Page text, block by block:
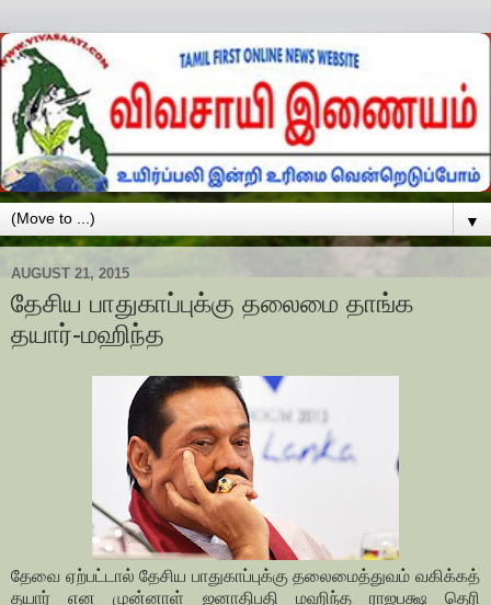
▼
AUGUST 21, 2015
தேசிய பாதுகாப்புக்கு தலைமை தாங்க
தயார்-மஹிந்த
தேவை ஏற்பட்டால் தேசிய பாதுகாப்புக்கு தலைமைத்துவம் வகிக்கத்
தயார் என முன்னாள் ஜனாதிபதி மஹிந்த ராஜபக்ஷ தெரி